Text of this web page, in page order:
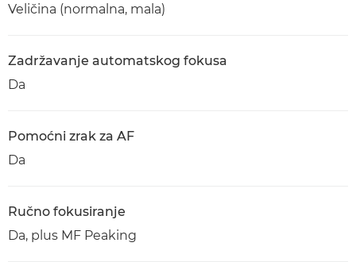
Veličina (normalna, mala)
Zadržavanje automatskog fokusa
Da
Pomoćni zrak za AF
Da
Ručno fokusiranje
Da, plus MF Peaking